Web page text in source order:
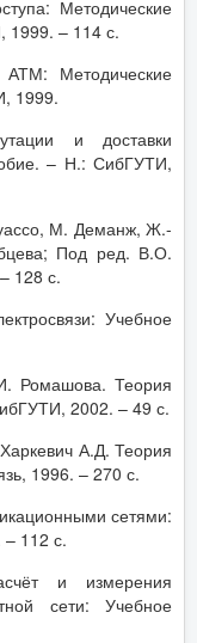
Методические
1999. – 114 с.
Методические
1999.
и доставки
– Н.: СибГУТИ,
М. Деманж, Ж.-
Под ред. В.О.
128 с.
Учебное
Ромашова. Теория
2002. – 49 с.
А.Д. Теория
1996. – 270 с.
сетями:
112 с.
и измерения
сети: Учебное